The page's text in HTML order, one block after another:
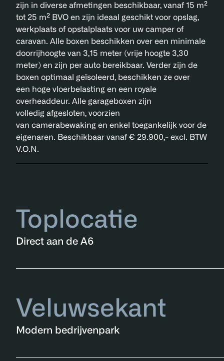
zijn in diverse afmetingen beschikbaar, vanaf 15 m²
tot 25 m² BVO en zijn ideaal geschikt voor opslag,
werkplaats of opstalplaats voor uw camper of
caravan. Alle boxen beschikken over een minimale
doorrijhoogte van 3,15 meter (vrije hoogte 3,30
meter) en zijn per auto bereikbaar. Verder zijn de
boxen optimaal geïsoleerd, beschikken ze over
een hoge vloerbelasting en een royale
overheaddeur. Alle garageboxen zijn
volledig afgesloten, voorzien
van camerabewaking en enkel toegankelijk voor de
eigenaren. Beschikbaar vanaf € 29.900,- excl. BTW
V.O.N.
Toplocatie
Direct aan de A6
Veluwsekant
Modern bedrijvenpark